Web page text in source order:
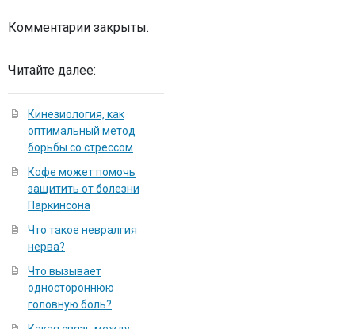
Комментарии закрыты.
Читайте далее:
Кинезиология, как
оптимальный метод
борьбы со стрессом
Кофе может помочь
защитить от болезни
Паркинсона
Что такое невралгия
нерва?
Что вызывает
одностороннюю
головную боль?